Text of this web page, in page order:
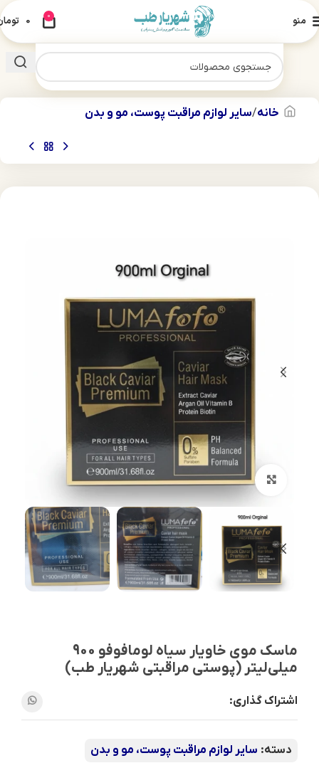
منو 0
0
خانه سایر لوازم مراقبت پوست، مو و بدن
بزرگنمایی تصویر
ماسک موی خاویار سیاه لومافوفو 900
میلی‌لیتر (پوستی مراقبتی شهریار طب)
اشتراک گذاری:
دسته: سایر لوازم مراقبت پوست، مو و بدن